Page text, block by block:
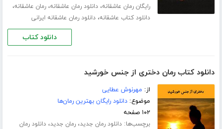
رایگان رمان عاشقانه،دانلود رمان عاشقانه،رمان عاشقانه،
دانلود کتاب عاشقانه،دانلود رمان عاشقانه ایرانی
دانلود کتاب
دانلود کتاب رمان دختری از جنس خورشید
از: مهرنوش عطایی
موضوع:دانلود رایگان بهترین رمان‌ها
۱۰۲ صفحه
برچسب‌ها:دانلود رمان جدید،رمان جدید،دانلود رمان